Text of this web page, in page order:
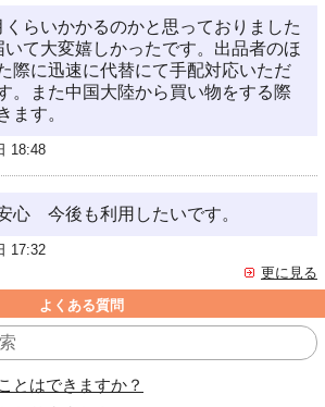
らいかかるのかと思っておりました
て大変嬉しかったです。出品者のほ
際に迅速に代替にて手配対応いただ
。また中国大陸から買い物をする際
ます。
18:48
心 今後も利用したいです。
17:32
更に見る
よくある質問
とはできますか？